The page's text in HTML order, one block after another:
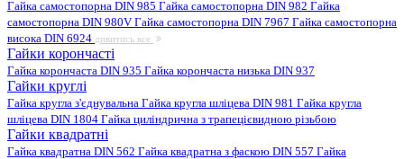
Гайка самостопорна DIN 985 Гайка самостопорна DIN 982 Гайка
самостопорна DIN 980V Гайка самостопорна DIN 7967 Гайка самостопорна
висока DIN 6924 дивитись все
Гайки корончасті
Гайка корончаста DIN 935 Гайка корончаста низька DIN 937
Гайки круглі
Гайка кругла з'єднувальна Гайка кругла шліцева DIN 981 Гайка кругла
шліцева DIN 1804 Гайка циліндрична з трапецієвидною різьбою
Гайки квадратні
Гайка квадратна DIN 562 Гайка квадратна з фаскою DIN 557 Гайка